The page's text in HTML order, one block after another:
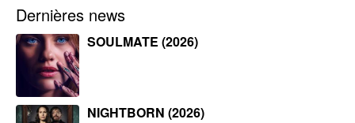
Dernières news
SOULMATE (2026)
NIGHTBORN (2026)